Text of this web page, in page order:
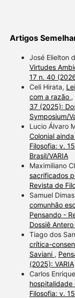
Artigos
José Elielton
Virtudes
17 n. 40
Celi Hirata,
com a razão ,
37 (2025):
Symposium/
Lucio Álvaro
Colonial
Filosofia: v.
Brasil/VARIA
Maximiliano
sacrificados
Revista de
Samuel
comunhão
Pensando -
Dossiê
Tiago dos
crítica-
Saviani ,
(2025): VARIA
Carlos
hospitalidade
Filosofia: v.